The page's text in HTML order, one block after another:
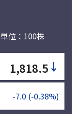
位：100株
1,818.5 ↓
-7.0 (-0.38%)